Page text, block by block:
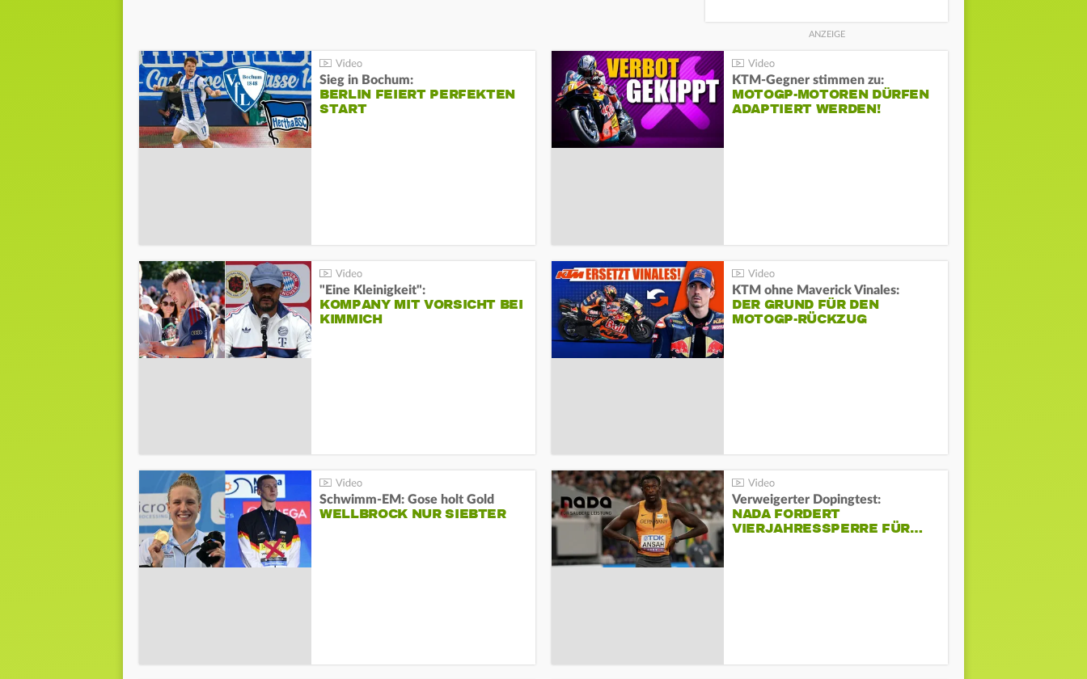
Sieg in Bochum:
BERLIN FEIERT PERFEKTEN
START
KTM-Gegner stimmen zu:
MOTOGP-MOTOREN DÜRFEN
ADAPTIERT WERDEN!
"Eine Kleinigkeit":
KOMPANY MIT VORSICHT BEI
KIMMICH
KTM ohne Maverick Vinales:
DER GRUND FÜR DEN
MOTOGP-RÜCKZUG
Schwimm-EM: Gose holt Gold
WELLBROCK NUR SIEBTER
Verweigerter Dopingtest:
NADA FORDERT
VIERJAHRESSPERRE FÜR…